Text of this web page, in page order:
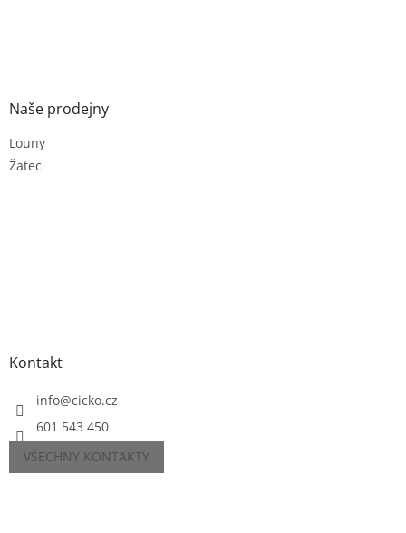
Naše prodejny
Louny
Žatec
Kontakt
info@cicko.cz
601 543 450
VŠECHNY KONTAKTY